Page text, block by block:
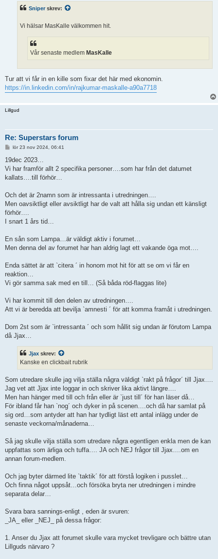
Sniper skrev:
Vi hälsar MasKalle välkommen hit.
Vår senaste medlem MasKalle
Tur att vi får in en kille som fixar det här med ekonomin.
https://in.linkedin.com/in/rajkumar-maskalle-a90a7718
Lillgud
Re: Superstars forum
l
g
g
lör 23 nov 2024, 06:41
19dec 2023…
Vi har framför allt 2 specifika personer….som har från det datumet
kallats….till förhör…
Och det är 2namn som är intressanta i utredningen….
Men oavsiktligt eller avsiktligt har de valt att hålla sig undan ett känsligt
förhör….
I snart 1 års tid…
En sån som Lampa…är väldigt aktiv i forumet…
Men denna del av forumet har han aldrig lagt ett vakande öga mot….
Enda sättet är att `citera ´ in honom mot hit för att se om vi får en
reaktion…
Vi gör samma sak med en till… (Så båda röd-flaggas lite)
Vi har kommit till den delen av utredningen….
Att vi är beredda att bevilja `amnesti ´ för att komma framåt i utredningen.
Dom 2st som är `intressanta ´ och som hållit sig undan är förutom Lampa
då Jjax…
Jjax skrev:
Kanske en clickbait rubrik
Som utredare skulle jag vilja ställa några väldigt `rakt på frågor´ till Jjax….
Jag vet att Jjax inte loggar in och skriver lika aktivt längre….
Men han hänger med till och från eller är `just till´ för han läser då…
För ibland får han `nog´ och dyker in på scenen….och då har samlat på
sig ord…som antyder att han har tydligt läst ett antal inlägg under de
senaste veckorna/månaderna…
Så jag skulle vilja ställa som utredare några egentligen enkla men de kan
uppfattas som ärliga och tuffa…. JA och NEJ frågor till Jjax….om en
annan forum-medlem.
Och jag byter därmed lite `taktik´ för att förstå logiken i pusslet…
Och finna något uppsåt…och försöka bryta ner utredningen i mindre
separata delar…
Svara bara sannings-enligt , eden är svuren:
_JA_ eller _NEJ_ på dessa frågor:
1. Anser du Jjax att forumet skulle vara mycket trevligare och bättre utan
Lillguds närvaro ?